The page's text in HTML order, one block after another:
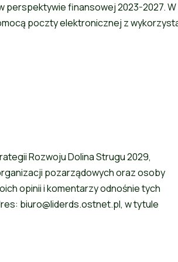
perspektywie finansowej 2023-2027. W
poczty elektronicznej z
Rozwoju Dolina Strugu 2029,
pozarządowych oraz osoby
opinii i komentarzy odnośnie tych
biuro@liderds.ostnet.pl, w tytule